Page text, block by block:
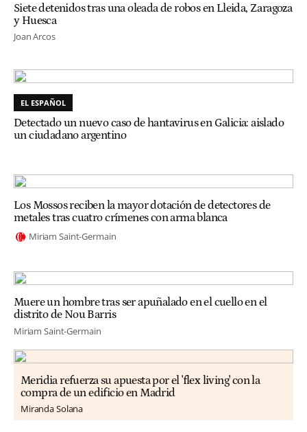
Siete detenidos tras una oleada de robos en Lleida, Zaragoza
y Huesca
Joan Arcos
EL ESPAÑOL
Detectado un nuevo caso de hantavirus en Galicia: aislado
un ciudadano argentino
Los Mossos reciben la mayor dotación de detectores de
metales tras cuatro crímenes con arma blanca
Miriam Saint-Germain
Muere un hombre tras ser apuñalado en el cuello en el
distrito de Nou Barris
Miriam Saint-Germain
Meridia refuerza su apuesta por el 'flex living' con la
compra de un edificio en Madrid
Miranda Solana